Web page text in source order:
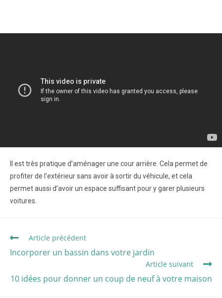
Il est très pratique d’aménager une cour arrière. Cela permet de
profiter de l’extérieur sans avoir à sortir du véhicule, et cela
permet aussi d’avoir un espace suffisant pour y garer plusieurs
voitures.
Article précédent
Incorporer un bassin dans votre jardin
Article suivant
10 idées pour donner un coup de neuf à votre maison